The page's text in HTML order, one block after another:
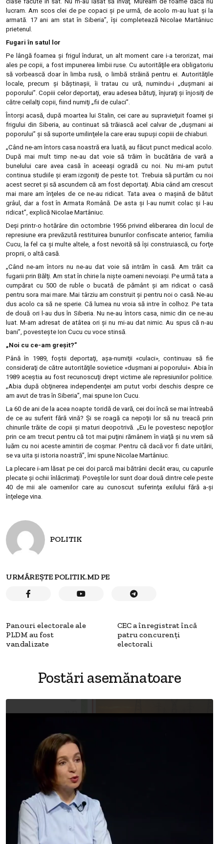
lucram. Am scos clei de pe copaci şi pe urmă, de acolo m-au luat şi la
armată. 17 ani am stat în Siberia”, îşi completează Nicolae Martâniuc
prietenul.
Fugari în satul lor
Pe lângă foamea şi frigul îndurat, un alt moment care i-a terorizat, mai
ales pe copii, a fost impunerea limbii ruse. Cu autorităţile era obligatoriu
să vorbească doar în limba rusă, o limbă străină pentru ei. Autorităţile
locale, precum şi băştinaşii, îi tratau cu ură, numindu-i „duşmani ai
poporului”. Copiii celor deportaţi, erau adesea bătuţi, înjuraţi şi înjosiţi de
către ceilalţi copii, fiind numiţi „fii de culaci”.
Întorşi acasă, după moartea lui Stalin, cei care au supravieţuit foamei şi
frigului din Siberia, au continuat să trăiască acel calvar de „duşmani ai
poporului” şi să suporte umilinţele la care erau supuşi copiii de chiaburi.
„Când ne-am întors casa noastră era luată, au făcut punct medical acolo.
După mai mult timp ne-au dat voie să trăim în bucătăria de vară a
bunelului care avea casă în aceeaşi ogradă cu noi. Nu mi-am putut
continua studiile şi eram izgoniţi de peste tot. Trebuia să purtăm cu noi
acest secret şi să ascundem că am fost deportaţi. Abia când am crescut
mai mare am înţeles de ce ne-au ridicat. Tata avea o maşină de bătut
grâul, dar a fost în Armata Română. De asta şi l-au numit colac şi l-au
ridicat”, explică Nicolae Martâniuc.
Deşi printr-o hotărâre din octombrie 1956 privind eliberarea din locul de
represiune era prevăzută restituirea bunurilor confiscate anterior, familia
Cucu, la fel ca şi multe altele, a fost nevoită să îşi construiască, cu forţe
proprii, o altă casă.
„Când ne-am întors nu ne-au dat voie să intrăm în casă. Am trăit ca
fugarii prin Bălţi. Am stat în chirie la nişte oameni nevoiaşi. Pe urmă tata a
cumpărat cu 500 de ruble o bucată de pământ şi am ridicat o casă
pentru sora mai mare. Mai târziu am construit şi pentru noi o casă. Ne-au
dus acolo ca să ne sperie. Că lumea nu vroia să intre în colhoz. Pe tata
de două ori l-au dus în Siberia. Nu ne-au întors casa, nimic din ce ne-au
luat. M-am adresat de atâtea ori şi nu mi-au dat nimic. Au spus că n-au
bani”, povesteşte Ion Cucu cu voce stinsă.
„Noi cu ce-am greşit?”
Până în 1989, foştii deportaţi, aşa-numiţii «culaci», continuau să fie
consideraţi de către autorităţile sovietice «duşmani ai poporului». Abia în
1989 aceştia au fost recunoscuţi drept victime ale represiunilor politice.
„Abia după obţinerea independenţei am putut vorbi deschis despre ce
am avut de tras în Siberia”, mai spune Ion Cucu.
La 60 de ani de la acea noapte toridă de vară, cei doi încă se mai întreabă
de ce au suferit fără vină? Şi se roagă ca nepoţii lor să nu treacă prin
chinurile trăite de copii şi maturi deopotrivă. „Eu le povestesc nepoţilor
prin ce am trecut pentru că tot mai puţini rămânem în viaţă şi nu vrem să
luăm cu noi aceste amintiri de coşmar. Pentru că dacă vor fi date uitării,
se va uita şi istoria noastră”, îmi spune Nicolae Martâniuc.
La plecare i-am lăsat pe cei doi parcă mai bătrâni decât erau, cu capurile
plecate şi ochii înlăcrimaţi. Poveştile lor sunt doar două dintre cele peste
40 de mii ale oamenilor care au cunoscut suferinţa exilului fără a-şi
înţelege vina.
POLITIK
URMĂREȘTE POLITIK.MD PE
Panouri electorale ale
PLDM au fost
vandalizate
CEC a înregistrat încă
patru concurenţi
electorali
Postări asemănatoare